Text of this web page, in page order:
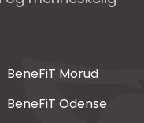
BeneFiT Morud
BeneFiT Odense